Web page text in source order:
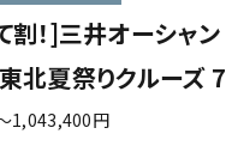
割！]三井オーシャ
北夏祭りクルーズ
1,043,400円